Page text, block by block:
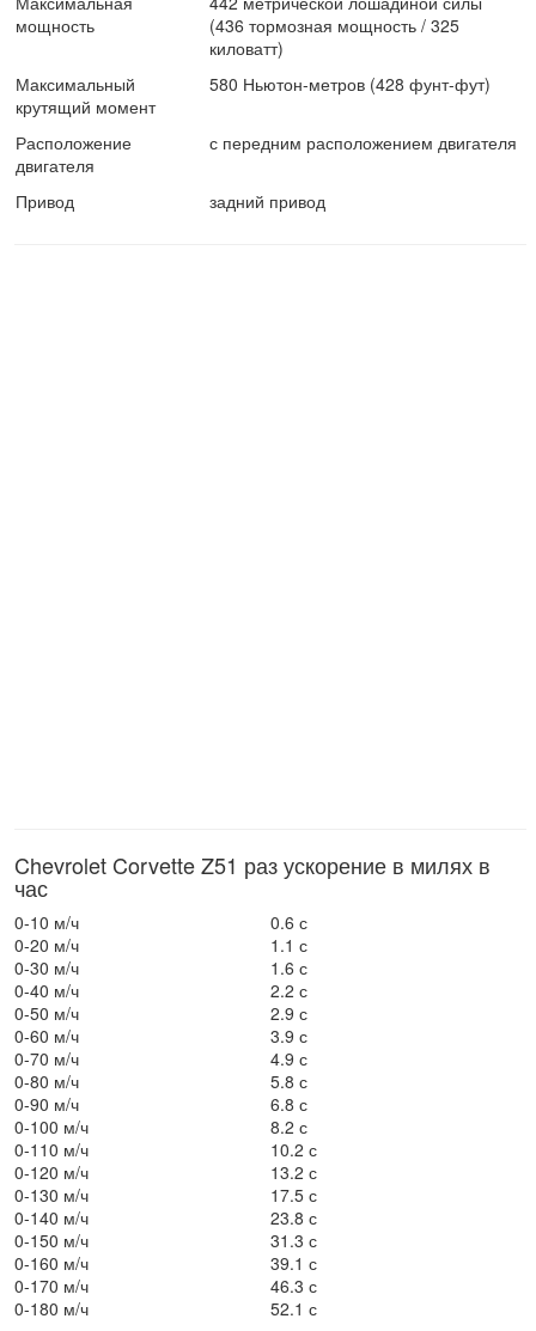
мощность
(436 тормозная мощность / 325
киловатт)
Максимальный
крутящий момент
580 Ньютон-метров (428 фунт-фут)
Расположение
двигателя
с передним расположением двигателя
Привод задний привод
Chevrolet Corvette Z51 раз ускорение в милях в
час
0-10 м/ч
0.6 с
0-20 м/ч
1.1 с
0-30 м/ч
1.6 с
0-40 м/ч
2.2 с
0-50 м/ч
2.9 с
0-60 м/ч
3.9 с
0-70 м/ч
4.9 с
0-80 м/ч
5.8 с
0-90 м/ч
6.8 с
0-100 м/ч
8.2 с
0-110 м/ч
10.2 с
0-120 м/ч
13.2 с
0-130 м/ч
17.5 с
0-140 м/ч
23.8 с
0-150 м/ч
31.3 с
0-160 м/ч
39.1 с
0-170 м/ч
46.3 с
0-180 м/ч
52.1 с